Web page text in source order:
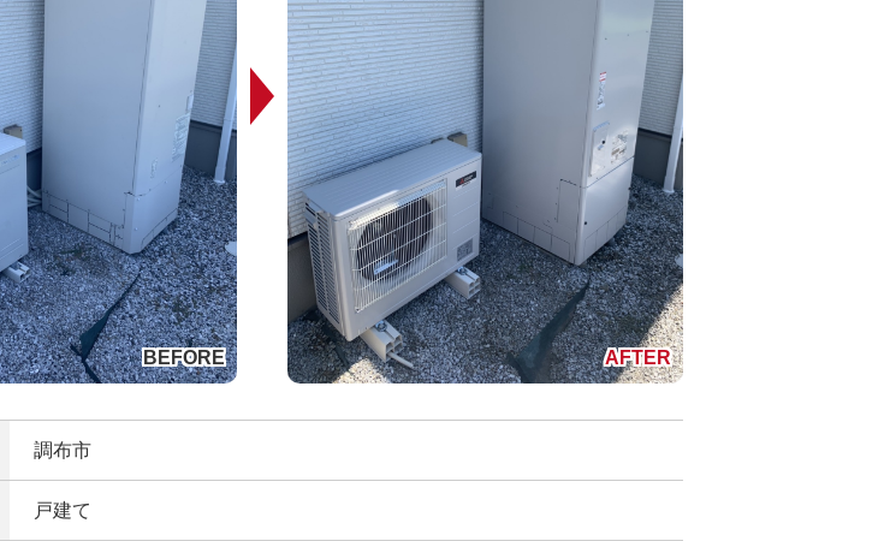
調布市
戸建て